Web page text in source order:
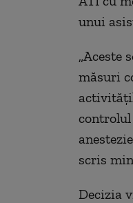
unui
„Aceste
măsuri
controlul
scris
Decizia